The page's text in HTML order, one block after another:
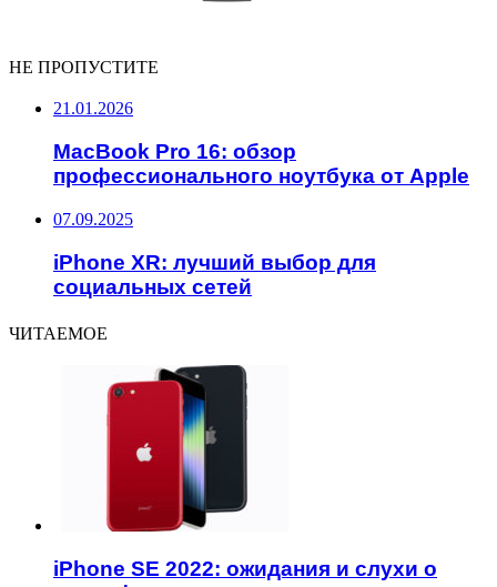
НЕ ПРОПУСТИТЕ
21.01.2026
MacBook Pro 16: обзор
профессионального ноутбука от Apple
07.09.2025
iPhone XR: лучший выбор для
социальных сетей
ЧИТАЕМОЕ
iPhone SE 2022: ожидания и слухи о